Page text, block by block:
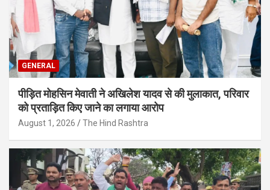
GENERAL
पीड़ित मोहसिन मेवाती ने अखिलेश यादव से की मुलाकात, परिवार
को प्रताड़ित किए जाने का लगाया आरोप
August 1, 2026 The Hind Rashtra